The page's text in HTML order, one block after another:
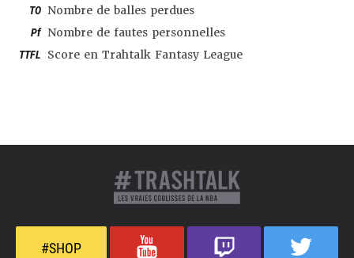
TO Nombre de balles perdues
Pf Nombre de fautes personnelles
TTFL Score en Trahtalk Fantasy League
#SHOP